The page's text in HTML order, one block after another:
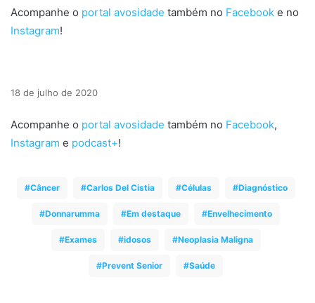
Acompanhe o portal avosidade também no Facebook e no
Instagram!
18 de julho de 2020
Acompanhe o portal avosidade também no Facebook,
Instagram e podcast+!
Câncer Carlos Del Cistia Células Diagnóstico
Donnarumma Em destaque Envelhecimento
Exames idosos Neoplasia Maligna
Prevent Senior Saúde